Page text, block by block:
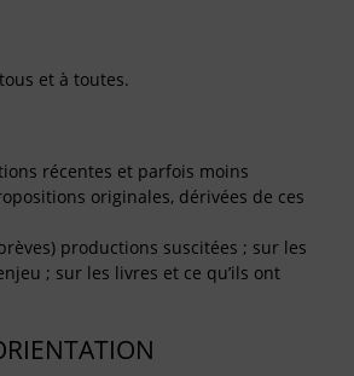
et à toutes.
récentes et parfois moins
originales, dérivées de ces
productions suscitées ; sur les
; sur les livres et ce qu’ils ont